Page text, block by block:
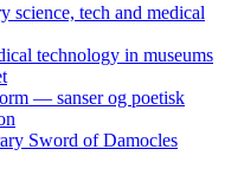
science, tech and medical
technology in museums
— sanser og poetisk
Sword of Damocles